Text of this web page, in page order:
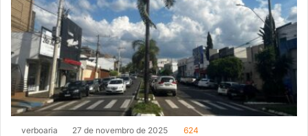
verboaria 27 de novembro de 2025 624